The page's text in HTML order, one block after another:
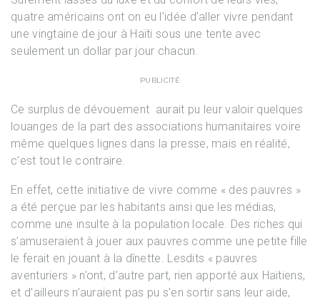
quatre américains ont on eu l’idée d’aller vivre pendant
une vingtaine de jour à Haïti sous une tente avec
seulement un dollar par jour chacun.
PUBLICITÉ
Ce surplus de dévouement aurait pu leur valoir quelques
louanges de la part des associations humanitaires voire
même quelques lignes dans la presse, mais en réalité,
c’est tout le contraire.
En effet, cette initiative de vivre comme « des pauvres »
a été perçue par les habitants ainsi que les médias,
comme une insulte à la population locale. Des riches qui
s’amuseraient à jouer aux pauvres comme une petite fille
le ferait en jouant à la dînette. Lesdits « pauvres
aventuriers » n’ont, d’autre part, rien apporté aux Haïtiens,
et d’ailleurs n’auraient pas pu s’en sortir sans leur aide,